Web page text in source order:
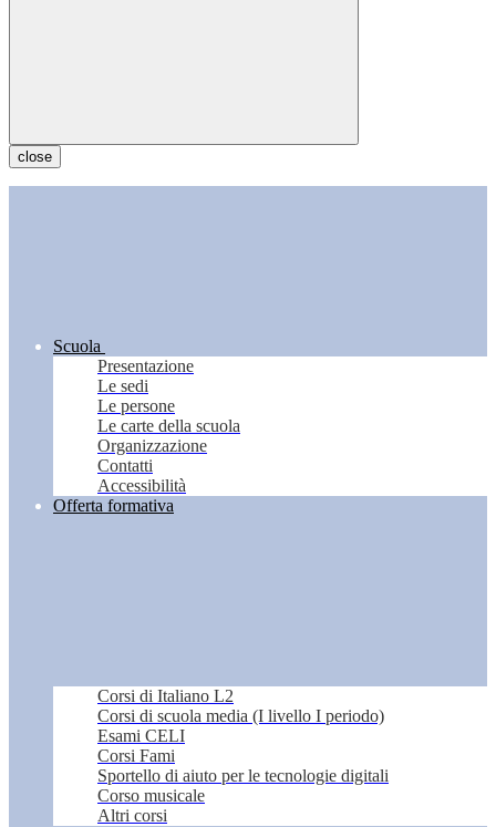
close
Scuola
Presentazione
Le sedi
Le persone
Le carte della scuola
Organizzazione
Contatti
Accessibilità
Offerta formativa
Corsi di Italiano L2
Corsi di scuola media (I livello I periodo)
Esami CELI
Corsi Fami
Sportello di aiuto per le tecnologie digitali
Corso musicale
Altri corsi